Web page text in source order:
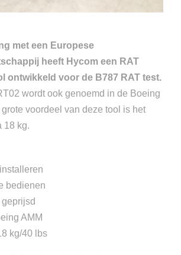
met een Europese
heeft Hycom een RAT
ontwikkeld voor de B787 RAT test.
wordt ook genoemd in de Boeing
grote voordeel van deze tool is het
18 kg.
bedienen
AMM
kg/40 lbs